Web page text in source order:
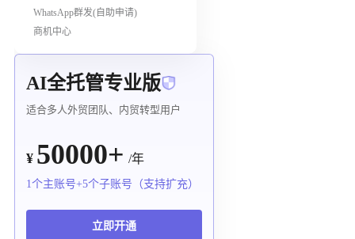
WhatsApp群发(自助申请)
商机中心
AI全托管专业版
适合多人外贸团队、内贸转型用户
¥ 50000+ /年
1个主账号+5个子账号（支持扩充）
立即开通